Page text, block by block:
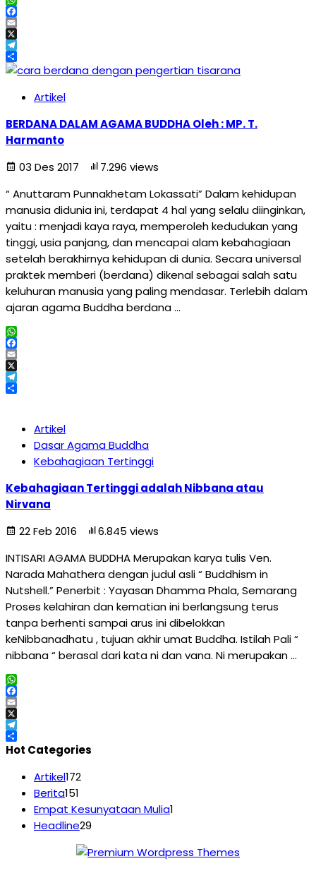
WhatsApp
Facebook
Email
X
Telegram
Share
Artikel
BERDANA DALAM AGAMA BUDDHA Oleh : MP. T.
Harmanto
03 Des 2017
7.296 views
“ Anuttaram Punnakhetam Lokassati” Dalam kehidupan
manusia didunia ini, terdapat 4 hal yang selalu diinginkan,
yaitu : menjadi kaya raya, memperoleh kedudukan yang
tinggi, usia panjang, dan mencapai alam kebahagiaan
setelah berakhirnya kehidupan di dunia. Secara universal
praktek memberi (berdana) dikenal sebagai salah satu
keluhuran manusia yang paling mendasar. Terlebih dalam
ajaran agama Buddha berdana …
WhatsApp
Facebook
Email
X
Telegram
Artikel
Dasar Agama Buddha
Kebahagiaan Tertinggi
Kebahagiaan Tertinggi adalah Nibbana atau
Nirvana
22 Feb 2016
6.845 views
INTISARI AGAMA BUDDHA Merupakan karya tulis Ven.
Narada Mahathera dengan judul asli “ Buddhism in
Nutshell.” Penerbit : Yayasan Dhamma Phala, Semarang
Proses kelahiran dan kematian ini berlangsung terus
tanpa berhenti sampai arus ini dibelokkan
keNibbanadhatu , tujuan akhir umat Buddha. Istilah Pali “
nibbana “ berasal dari kata ni dan vana. Ni merupakan …
WhatsApp
Facebook
Email
X
Telegram
Share
Hot Categories
Artikel172
Berita151
Empat Kesunyataan Mulia1
Headline29